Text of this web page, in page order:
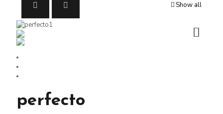
Show all
perfecto